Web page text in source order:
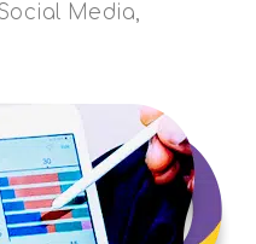
Media,